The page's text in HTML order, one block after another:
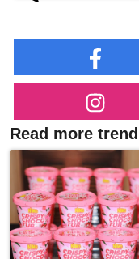
Read more